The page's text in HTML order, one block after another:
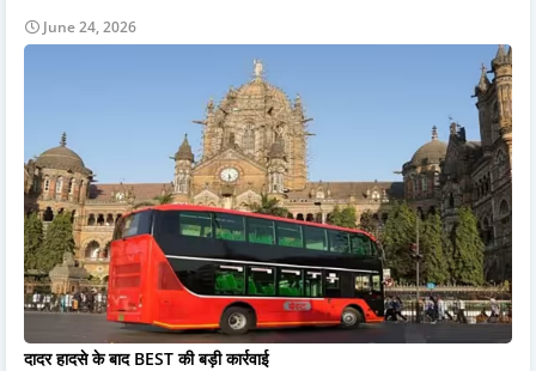
June 24, 2026
दादर हादसे के बाद BEST की बड़ी कार्रवाई